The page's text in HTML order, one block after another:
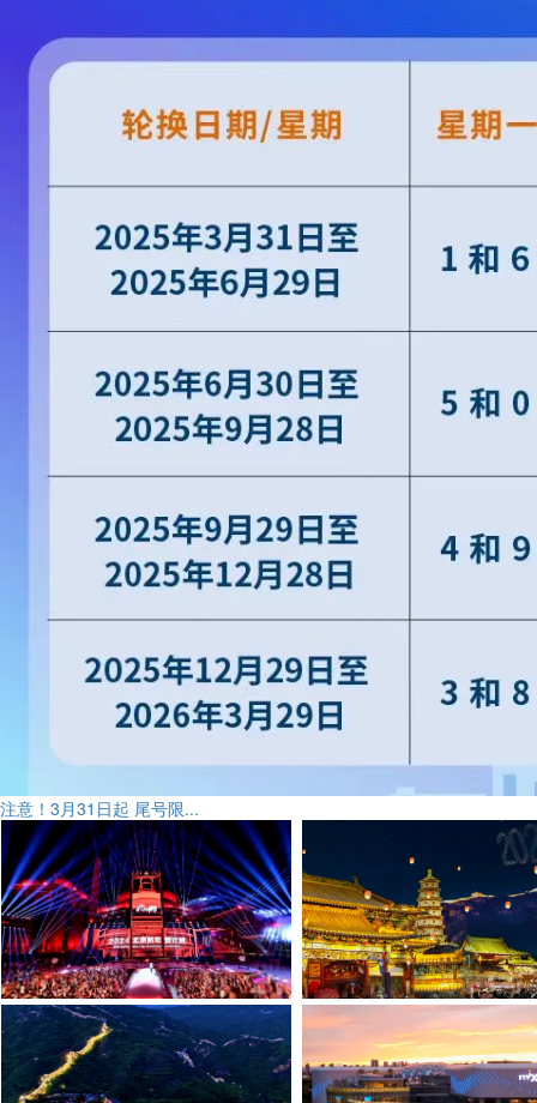
注意！3月31日起 尾号限...